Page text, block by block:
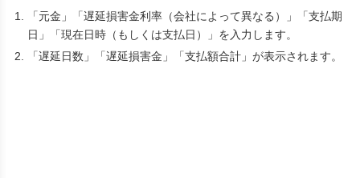
「元金」「遅延損害金利率（会社によって異なる）」「支払期
日」「現在日時（もしくは支払日）」を入力します。
「遅延日数」「遅延損害金」「支払額合計」が表示されます。